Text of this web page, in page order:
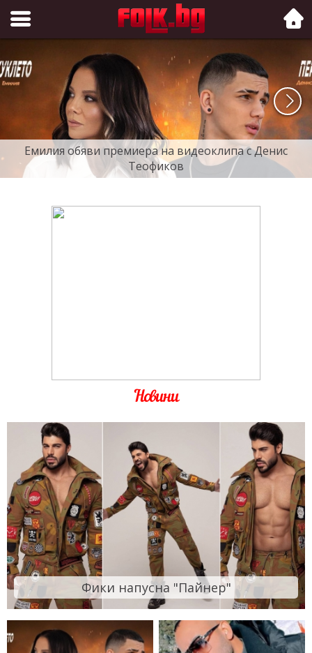
Folk.bg
Емилия обяви премиера на видеоклипа с Денис
Теофиков
Новини
Фики напусна "Пайнер"